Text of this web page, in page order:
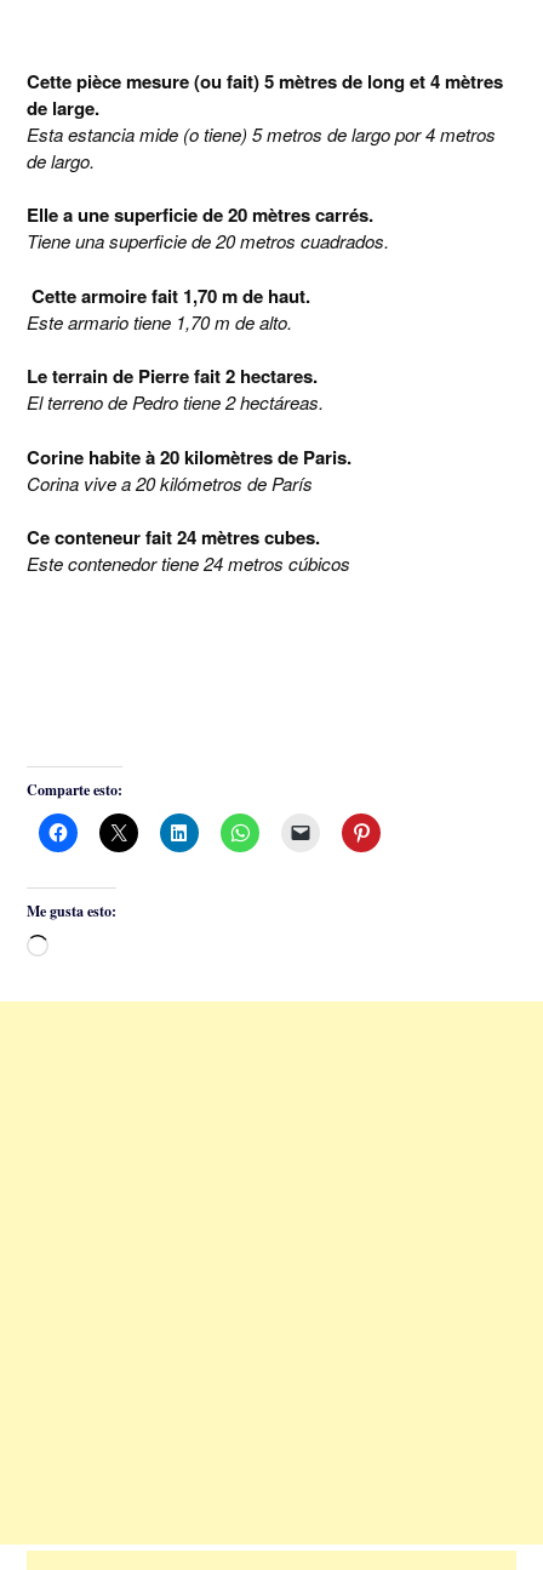
Cette pièce mesure (ou fait) 5 mètres de long et 4 mètres
de large.
Esta estancia mide (o tiene) 5 metros de largo por 4 metros
de largo.
Elle a une superficie de 20 mètres carrés.
Tiene una superficie de 20 metros cuadrados.
Cette armoire fait 1,70 m de haut.
Este armario tiene 1,70 m de alto.
Le terrain de Pierre fait 2 hectares.
El terreno de Pedro tiene 2 hectáreas.
Corine habite à 20 kilomètres de Paris.
Corina vive a 20 kilómetros de París
Ce conteneur fait 24 mètres cubes.
Este contenedor tiene 24 metros cúbicos
Comparte esto:
Me gusta esto:
Cargando...